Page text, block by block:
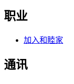
职业
加入和睦家
通讯